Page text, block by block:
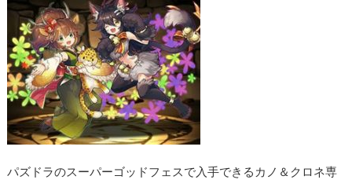
パズドラのスーパーゴッドフェスで入手できるカノ＆クロネ専